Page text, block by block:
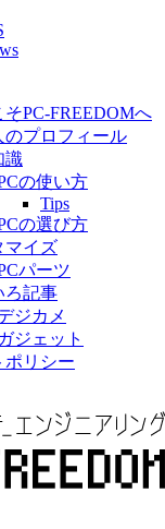
そPC-FREEDOMへ
のプロフィール
識
の使い方
Tips
の選び方
マイズ
パーツ
ろ記事
ジカメ
ガジェット
ポリシー